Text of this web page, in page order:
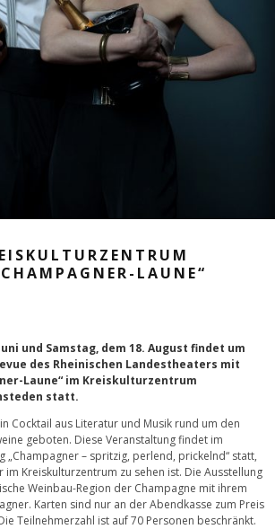
LAUNE“
und Samstag, dem 18. August findet um
des Rheinischen Landestheaters mit
Laune“ im Kreiskulturzentrum
statt.
Cocktail aus Literatur und Musik rund um den
geboten. Diese Veranstaltung findet im
„Champagner – spritzig, perlend, prickelnd“ statt,
im Kreiskulturzentrum zu sehen ist. Die Ausstellung
Weinbau-Region der Champagne mit ihrem
Karten sind nur an der Abendkasse zum Preis
Teilnehmerzahl ist auf 70 Personen beschränkt.